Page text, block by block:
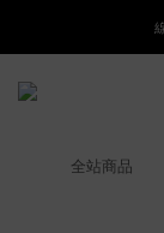
全站商品